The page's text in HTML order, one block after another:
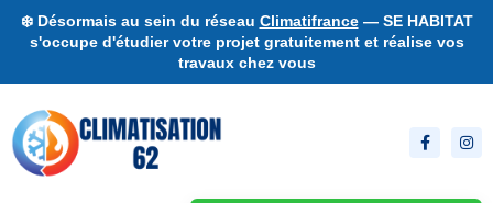
❄️ Désormais au sein du réseau Climatifrance— SE HABITAT
s'occupe d'étudier votre projet gratuitement et réalise vos
travaux chez vous